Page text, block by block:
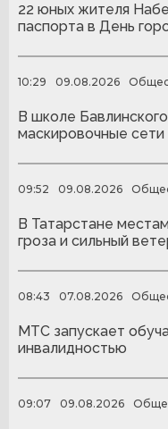
22 юных жителя
паспорта в День
10:29 09.08.2026
В школе
маскировочные сети
09:52 09.08.2026
В Татарстане
гроза и сильный
08:43 07.08.2026
МТС запускает
инвалидностью
09:07 09.08.2026